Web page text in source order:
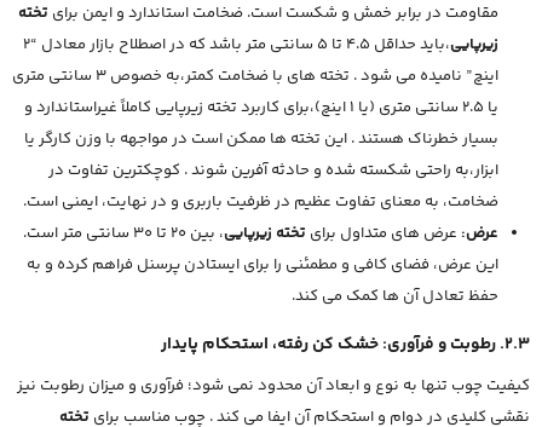
مقاومت در برابر خمش و شکست است. ضخامت استاندارد و ایمن برای تخته
زیرپایی
،باید حداقل 4.5 تا 5 سانتی متر باشد که در اصطلاح بازار معادل “2
اینچ” نامیده می شود . تخته های با ضخامت کمتر،به خصوص 3 سانتی متری
یا 2.5 سانتی متری (یا 1 اینچ)،برای کاربرد تخته زیرپایی کاملاً غیراستاندارد و
بسیار خطرناک هستند . این تخته ها ممکن است در مواجهه با وزن کارگر یا
ابزار،به راحتی شکسته شده و حادثه آفرین شوند . کوچکترین تفاوت در
ضخامت، به معنای تفاوت عظیم در ظرفیت باربری و در نهایت، ایمنی است.
عرض: عرض های متداول برای تخته زیرپایی
، بین 20 تا 30 سانتی متر است.
این عرض، فضای کافی و مطمئنی را برای ایستادن پرسنل فراهم کرده و به
حفظ تعادل آن ها کمک می کند.
2.3. رطوبت و فرآوری: خشک کن رفته، استحکام پایدار
کیفیت چوب تنها به نوع و ابعاد آن محدود نمی شود؛ فرآوری و میزان رطوبت نیز
نقشی کلیدی در دوام و استحکام آن ایفا می کند . چوب مناسب برای تخته